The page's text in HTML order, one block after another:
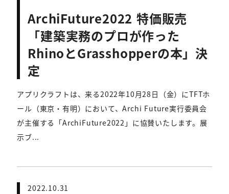
ArchiFuture2022 特価販売
「建築実務のプロが作った
RhinoとGrasshopperの本」決
定
アプリクラフトは、来る2022年10月28日（金）にTFTホ
ール（東京・有明）において、Archi Future実行委員会
が主催する「ArchiFuture2022」に協賛いたします。展
示ブ...
2022.10.31